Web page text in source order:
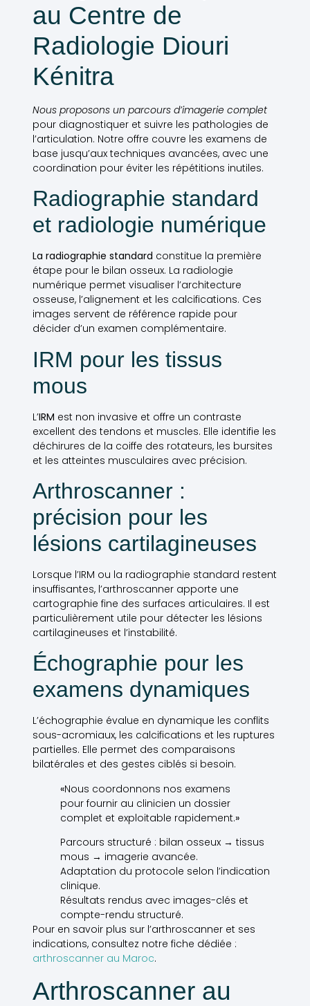
au Centre de
Radiologie Diouri
Kénitra
Nous proposons un parcours d’imagerie complet
pour diagnostiquer et suivre les pathologies de
l’articulation. Notre offre couvre les examens de
base jusqu’aux techniques avancées, avec une
coordination pour éviter les répétitions inutiles.
Radiographie standard
et radiologie numérique
La radiographie standard constitue la première
étape pour le bilan osseux. La radiologie
numérique permet visualiser l’architecture
osseuse, l’alignement et les calcifications. Ces
images servent de référence rapide pour
décider d’un examen complémentaire.
IRM pour les tissus
mous
L’IRM est non invasive et offre un contraste
excellent des tendons et muscles. Elle identifie les
déchirures de la coiffe des rotateurs, les bursites
et les atteintes musculaires avec précision.
Arthroscanner :
précision pour les
lésions cartilagineuses
Lorsque l’IRM ou la radiographie standard restent
insuffisantes, l’arthroscanner apporte une
cartographie fine des surfaces articulaires. Il est
particulièrement utile pour détecter les lésions
cartilagineuses et l’instabilité.
Échographie pour les
examens dynamiques
L’échographie évalue en dynamique les conflits
sous-acromiaux, les calcifications et les ruptures
partielles. Elle permet des comparaisons
bilatérales et des gestes ciblés si besoin.
«Nous coordonnons nos examens
pour fournir au clinicien un dossier
complet et exploitable rapidement.»
Parcours structuré : bilan osseux → tissus
mous → imagerie avancée.
Adaptation du protocole selon l’indication
clinique.
Résultats rendus avec images-clés et
compte-rendu structuré.
Pour en savoir plus sur l’arthroscanner et ses
indications, consultez notre fiche dédiée :
arthroscanner au Maroc.
Arthroscanner au